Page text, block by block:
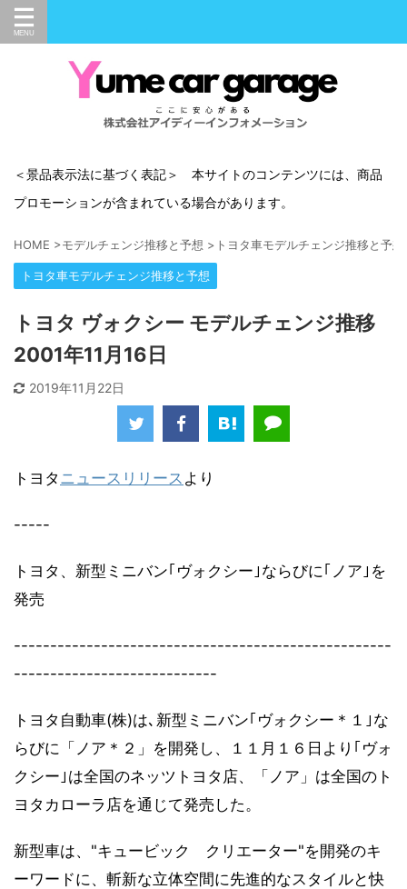
＜景品表示法に基づく表記＞ 本サイトのコンテンツには、商品
プロモーションが含まれている場合があります。
HOME >モデルチェンジ推移と予想 > トヨタ車モデルチェンジ推移と予想
トヨタ車モデルチェンジ推移と予想
トヨタ ヴォクシー モデルチェンジ推移
2001年11月16日
2019年11月22日
トヨタ ニュースリリース より
-----
トヨタ、新型ミニバン｢ヴォクシー｣ならびに｢ノア｣を
発売
----------------------------------------------------
----------------------------
トヨタ自動車(株)は､新型ミニバン｢ヴォクシー＊１｣な
らびに「ノア＊２」を開発し、１１月１６日より｢ヴォ
クシー｣は全国のネッツトヨタ店、「ノア」は全国のト
ヨタカローラ店を通じて発売した。
新型車は、"キュービック クリエーター"を開発のキ
ーワードに、斬新な立体空間に先進的なスタイルと快